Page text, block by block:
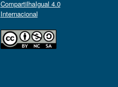
CompartilhaIgual 4.0
Internacional